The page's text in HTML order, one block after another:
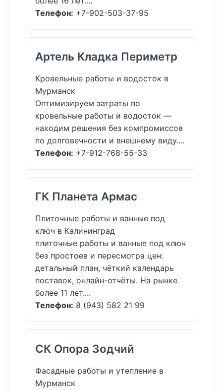
Телефон: +7-902-503-37-95
Артель Кладка Периметр
Кровельные работы и водосток в
Мурманск
Оптимизируем затраты по
кровельные работы и водосток —
находим решения без компромиссов
по долговечности и внешнему виду....
Телефон: +7-912-768-55-33
ГК Планета Армас
Плиточные работы и ванные под
ключ в Калининград
плиточные работы и ванные под ключ
без простоев и пересмотра цен:
детальный план, чёткий календарь
поставок, онлайн-отчёты. На рынке
более 11 лет....
Телефон: 8 (943) 582 21 99
СК Опора Зодчий
Фасадные работы и утепление в
Мурманск